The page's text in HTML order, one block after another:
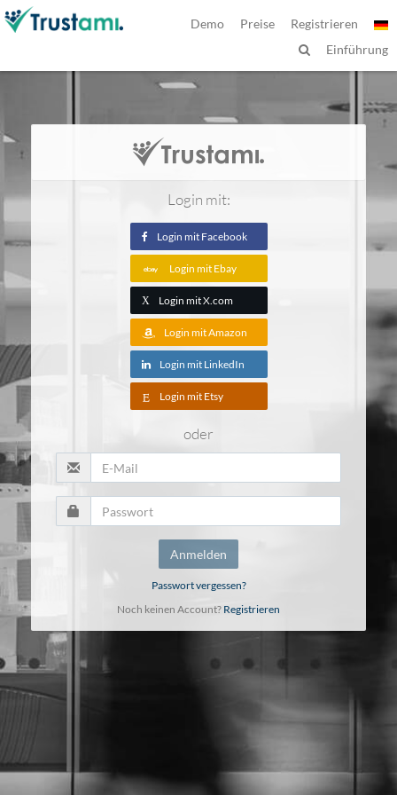
Registrieren
Preise
Demo
Einführung
Login mit:
Login mit Facebook
Login mit Ebay
X Login mit X.com
Login mit Amazon
Login mit LinkedIn
Login mit Etsy
oder
Anmelden
Passwort vergessen?
Noch keinen Account? Registrieren